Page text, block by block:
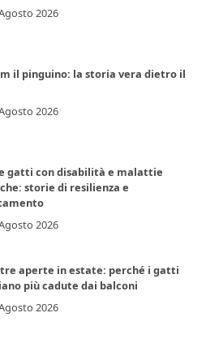
2026
il pinguino: la storia vera dietro il
2026
gatti con disabilità e malattie
storie di resilienza e
2026
aperte in estate: perché i gatti
più cadute dai balconi
2026